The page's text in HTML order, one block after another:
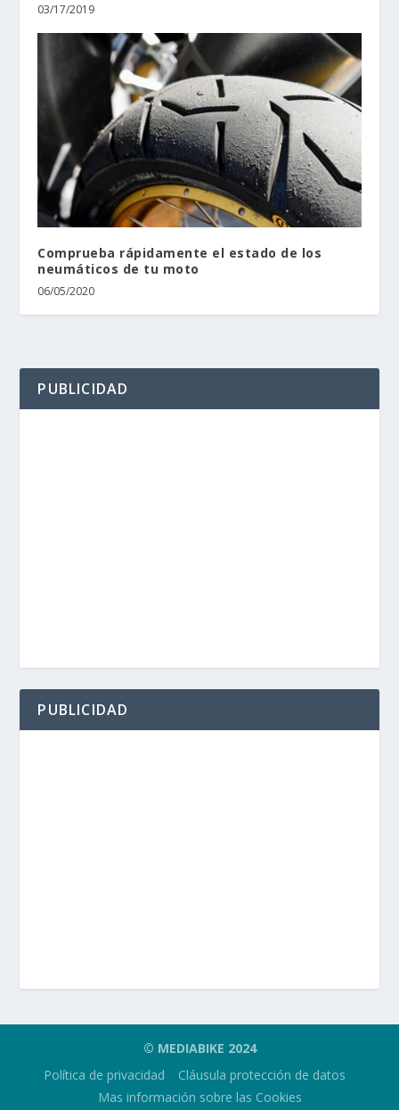
03/17/2019
Comprueba rápidamente el estado de los
neumáticos de tu moto
06/05/2020
PUBLICIDAD
PUBLICIDAD
© MEDIABIKE 2024
Política de privacidad
Cláusula protección de datos
Mas información sobre las Cookies